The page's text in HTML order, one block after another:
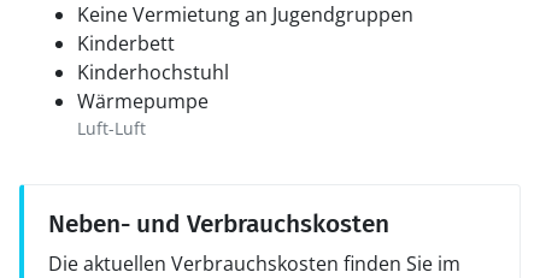
Keine Vermietung an Jugendgruppen
Kinderbett
Kinderhochstuhl
Wärmepumpe
Luft-Luft
Neben- und Verbrauchskosten
Die aktuellen Verbrauchskosten finden Sie im